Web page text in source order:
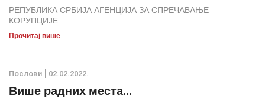
РЕПУБЛИКА СРБИЈА АГЕНЦИЈА ЗА СПРЕЧАВАЊЕ
КОРУПЦИЈЕ
Прочитај више
Послови 02.02.2022.
Више радних места...